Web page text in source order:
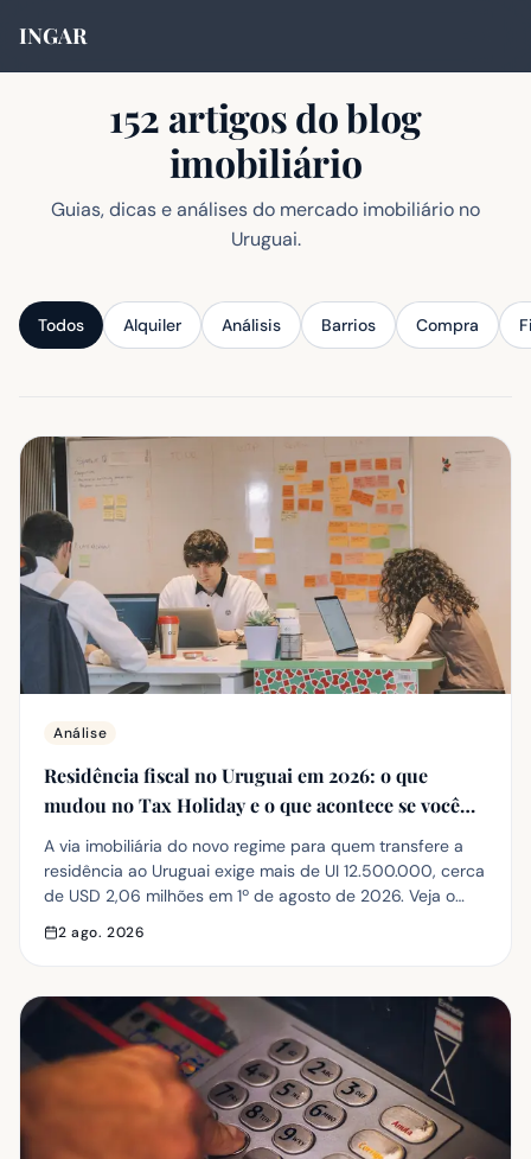
INGAR
152 artigos do blog
imobiliário
Guias, dicas e análises do mercado imobiliário no
Uruguai.
Todos Alquiler Análisis Barrios Compra
Análise
Residência fiscal no Uruguai em 2026: o que
mudou no Tax Holiday e o que acontece se você
investir menos de USD 2 milhões
A via imobiliária do novo regime para quem transfere a
residência ao Uruguai exige mais de UI 12.500.000, cerca
de USD 2,06 milhões em 1º de agosto de 2026. Veja o
que mudou, quais são os outros caminhos e quais
benefícios ainda valem para quem compra entre USD
2 ago. 2026